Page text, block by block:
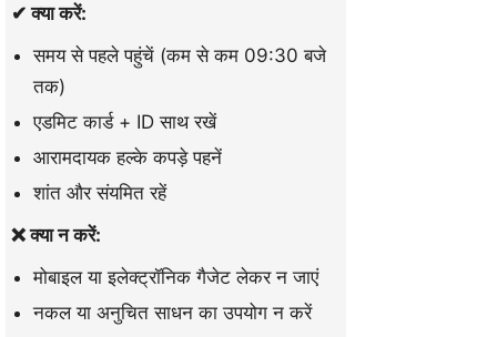
✔ क्या करें:
समय से पहले पहुंचें (कम से कम 09:30 बजे
तक)
एडमिट कार्ड + ID साथ रखें
आरामदायक हल्के कपड़े पहनें
शांत और संयमित रहें
❌ क्या न करें:
मोबाइल या इलेक्ट्रॉनिक गैजेट लेकर न जाएं
नकल या अनुचित साधन का उपयोग न करें